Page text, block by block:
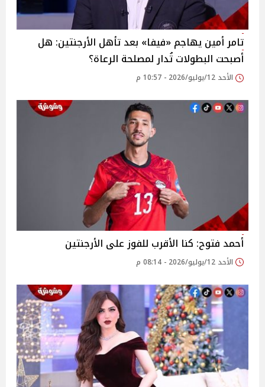
تامر أمين يهاجم «فيفا» بعد تأهل الأرجنتين: هل
أصبحت البطولات تُدار لمصلحة الرعاة؟
الأحد 12/يوليو/2026 - 10:57 م
أحمد فتوح: كنا الأقرب للفوز على الأرجنتين
الأحد 12/يوليو/2026 - 08:14 م